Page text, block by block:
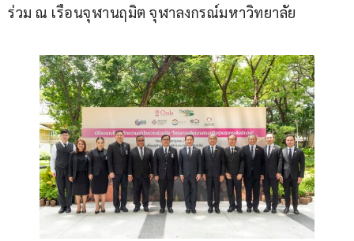
ร่วม ณ เรือนจุฬานฤมิต จุฬาลงกรณ์มหาวิทยาลัย